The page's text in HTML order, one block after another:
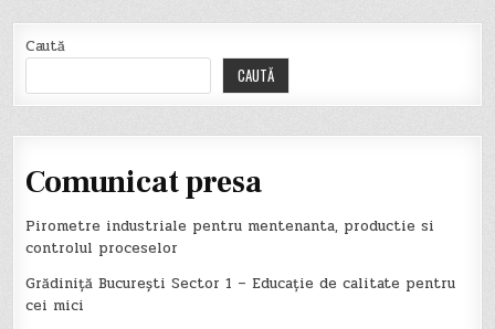
Caută
CAUTĂ
Comunicat presa
Pirometre industriale pentru mentenanta, productie si
controlul proceselor
Grădiniță București Sector 1 – Educație de calitate pentru
cei mici